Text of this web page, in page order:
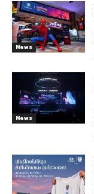
News
News